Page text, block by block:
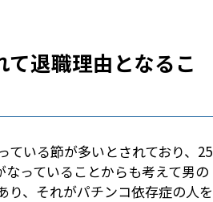
退職理由となるこ
いる節が多いとされており、25
っていることからも考えて男の
り、それがパチンコ依存症の人を